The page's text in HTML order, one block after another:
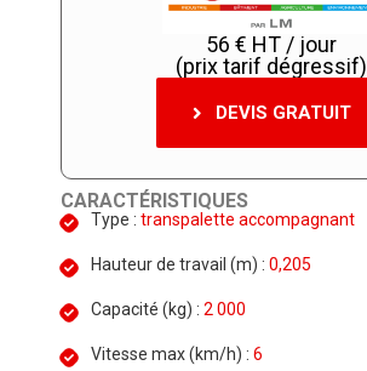
56 € HT / jour
(prix tarif dégressif)
DEVIS GRATUIT
CARACTÉRISTIQUES
Type : transpalette accompagnant
Hauteur de travail (m) : 0,205
Capacité (kg) : 2 000
Vitesse max (km/h) : 6